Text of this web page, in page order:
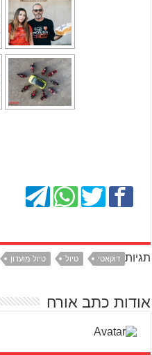
תגיות דוקאטי טיול טיול מועדון
אודות כתב אורח